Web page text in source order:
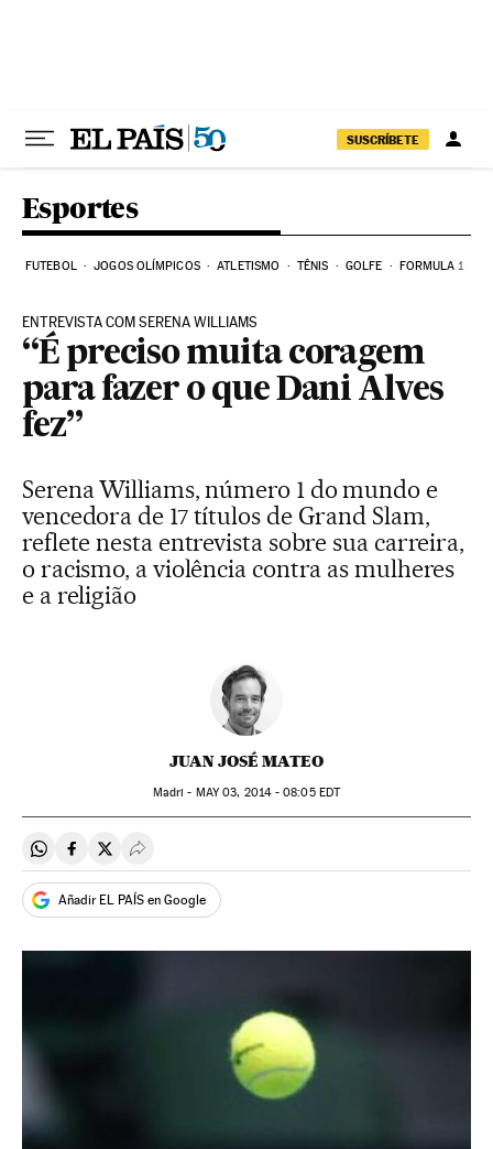
SUSCRÍBETE
Esportes
FUTEBOL JOGOS OLÍMPICOS ATLETISMO TÊNIS GOLFE FORMULA 1
ENTREVISTA COM SERENA WILLIAMS
“É preciso muita coragem
para fazer o que Dani Alves
fez”
Serena Williams, número 1 do mundo e
vencedora de 17 títulos de Grand Slam,
reflete nesta entrevista sobre sua carreira,
o racismo, a violência contra as mulheres
e a religião
JUAN JOSÉ MATEO
Madri - MAY03, 2014 - 08:05EDT
Compartir en Whatsapp
Compartir en Facebook
Compartir en Twitter
Desplegar Redes Sociales
Añadir EL PAÍS en Google